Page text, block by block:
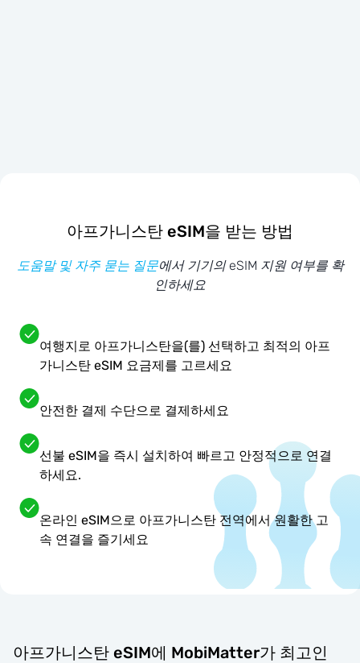
아프가니스탄 eSIM을 받는 방법
도움말 및 자주 묻는 질문에서 기기의 eSIM 지원 여부를 확
인하세요
여행지로 아프가니스탄을(를) 선택하고 최적의 아프
가니스탄 eSIM 요금제를 고르세요
안전한 결제 수단으로 결제하세요
선불 eSIM을 즉시 설치하여 빠르고 안정적으로 연결
하세요.
온라인 eSIM으로 아프가니스탄 전역에서 원활한 고
속 연결을 즐기세요
아프가니스탄 eSIM에 MobiMatter가 최고인